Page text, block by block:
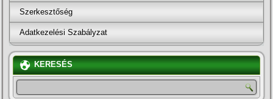
Szerkesztőség
Adatkezelési Szabályzat
KERESÉS